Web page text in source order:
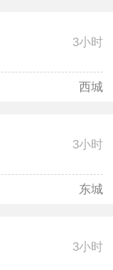
3小时
西城
3小时
东城
3小时